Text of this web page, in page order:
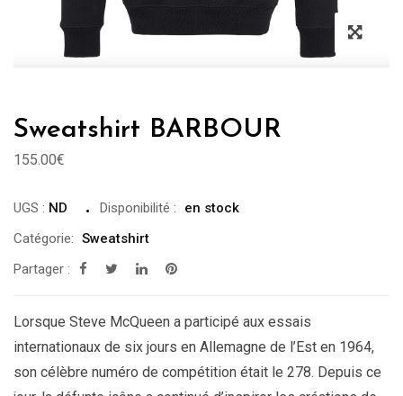
Sweatshirt BARBOUR
155.00€
UGS : ND Disponibilité :
en stock
Catégorie: Sweatshirt
Partager :
Lorsque Steve McQueen a participé aux essais
internationaux de six jours en Allemagne de l’Est en 1964,
son célèbre numéro de compétition était le 278. Depuis ce